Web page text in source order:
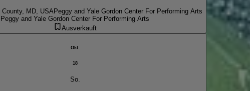
County, MD, USAPeggy and Yale Gordon Center For Performing Arts
Peggy and Yale Gordon Center For Performing Arts
Ausverkauft
Okt.
18
So.